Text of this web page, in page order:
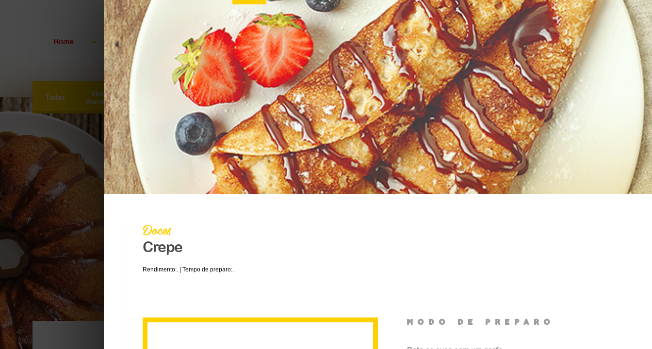
Home A Roseflor Produtos
Linha
Doméstica
Linha
Panificação
Linha
Industrial
Receitas Fale Conosco
DOces
Todas
Vídeo
Receitas
Doces Coberturas Massas Biscoitos Bolos Pães Tortas Salgados Integral
Doces
Crepe
Rendimento:. | Tempo de preparo:.
mOdO de preparO